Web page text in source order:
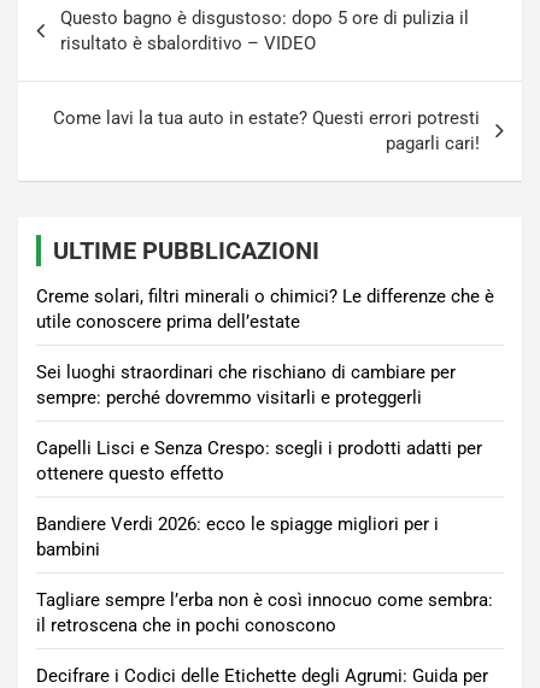
articoli
Questo bagno è disgustoso: dopo 5 ore di pulizia il
risultato è sbalorditivo – VIDEO
Come lavi la tua auto in estate? Questi errori potresti
pagarli cari!
ULTIME PUBBLICAZIONI
Creme solari, filtri minerali o chimici? Le differenze che è
utile conoscere prima dell’estate
Sei luoghi straordinari che rischiano di cambiare per
sempre: perché dovremmo visitarli e proteggerli
Capelli Lisci e Senza Crespo: scegli i prodotti adatti per
ottenere questo effetto
Bandiere Verdi 2026: ecco le spiagge migliori per i
bambini
Tagliare sempre l’erba non è così innocuo come sembra:
il retroscena che in pochi conoscono
Decifrare i Codici delle Etichette degli Agrumi: Guida per